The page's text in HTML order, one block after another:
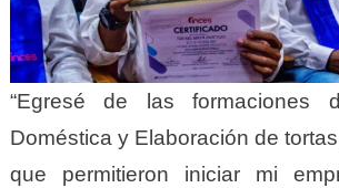
“Egresé de las formaciones
Doméstica y Elaboración de
que permitieron iniciar mi